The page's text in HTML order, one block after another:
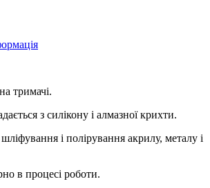
тримачі.
з силікону і алмазної крихти.
і полірування акрилу, металу і
в процесі роботи.